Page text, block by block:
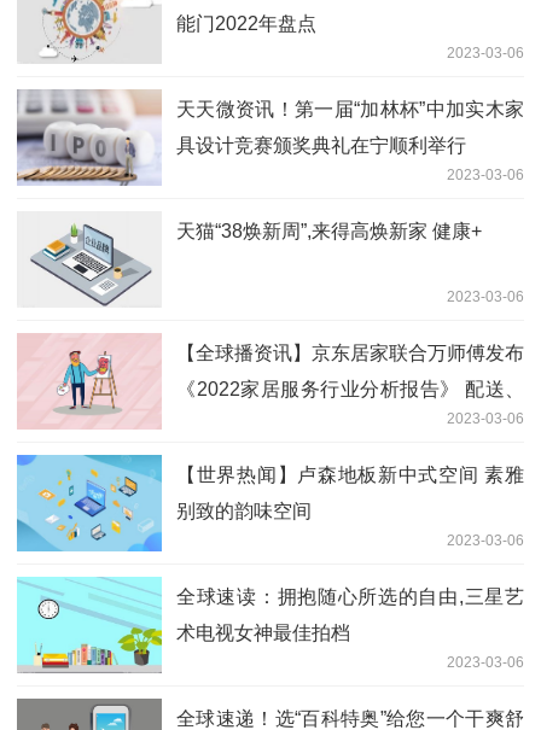
能门2022年盘点
2023-03-06
天天微资讯！第一届“加林杯”中加实木家
具设计竞赛颁奖典礼在宁顺利举行
2023-03-06
天猫“38焕新周”,来得高焕新家 健康+
2023-03-06
【全球播资讯】京东居家联合万师傅发布
《2022家居服务行业分析报告》 配送、
2023-03-06
【世界热闻】卢森地板新中式空间 素雅
别致的韵味空间
2023-03-06
全球速读：拥抱随心所选的自由,三星艺
术电视女神最佳拍档
2023-03-06
全球速递！选“百科特奥”给您一个干爽舒